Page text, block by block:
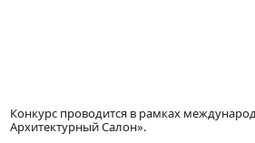
Конкурс проводится в рамках
Архитектурный Салон».